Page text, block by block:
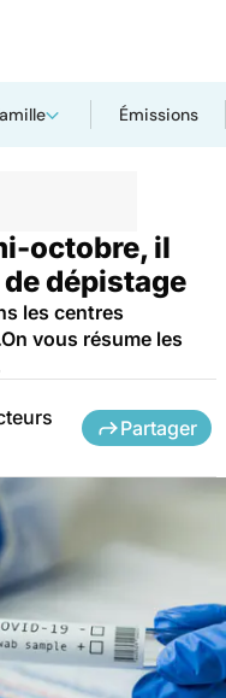
Émissions
octobre, il
dépistage
les centres
vous résume les
Partager